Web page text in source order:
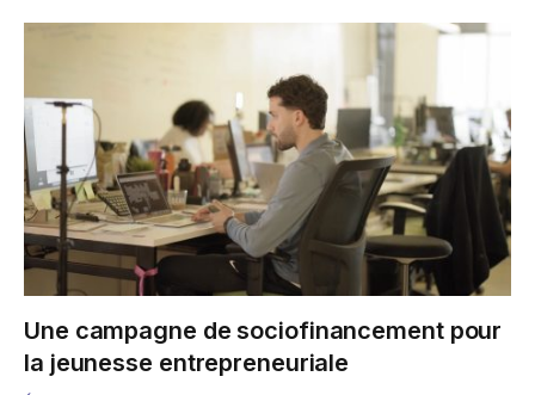
Une campagne de sociofinancement pour
la jeunesse entrepreneuriale